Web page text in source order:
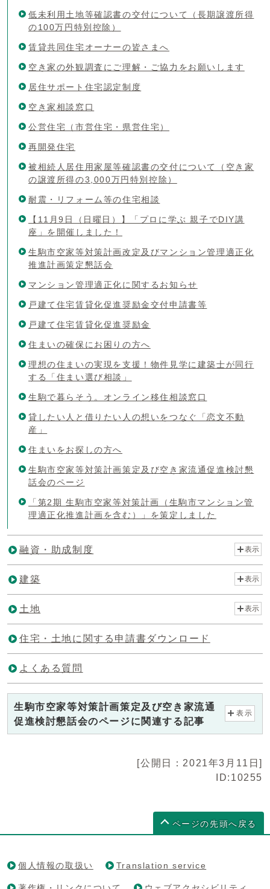
低未利用土地等確認書の交付について（長期譲渡所得
の100万円特別控除）
賃貸共同住宅オーナーの皆さまへ
空き家の外観調査にご理解・ご協力をお願いします
居住サポート住宅認定制度
空き家相談窓口
公営住宅（市営住宅・県営住宅）
再開発住宅
被相続人居住用家屋等確認書の交付について（空き家
の譲渡所得の3,000万円特別控除）
耐震・リフォーム等の住宅相談
【11月9日（日曜日）】「プロに学ぶ 親子でDIY講
座」を開催しました！
生駒市空家等対策計画改定及びマンション管理適正化
推進計画策定懇話会
マンション管理適正化に関するお知らせ
戸建て住宅賃貸化促進奨励金交付申請書等
戸建て住宅賃貸化促進奨励金
住まいの確保にお困りの方へ
理想の住まいの実現を支援！物件見学に建築士が同行
する「住まい選び相談」
生駒で暮らそう。オンライン移住相談窓口
貸したい人と借りたい人の想いをつなぐ「恋文不動
産」
住まいをお探しの方へ
生駒市空家等対策計画策定及び空き家流通促進検討懇
話会のページ
「第2期 生駒市空家等対策計画（生駒市マンション管
理適正化推進計画を含む）」を策定しました
融資・助成制度 表示
建築 表示
土地 表示
住宅・土地に関する申請書ダウンロード
よくある質問
生駒市空家等対策計画策定及び空き家流通
促進検討懇話会のページに関連する記事
表示
[公開日：2021年3月11日]
ID:10255
ページの先頭へ戻る
個人情報の取扱い Translation service